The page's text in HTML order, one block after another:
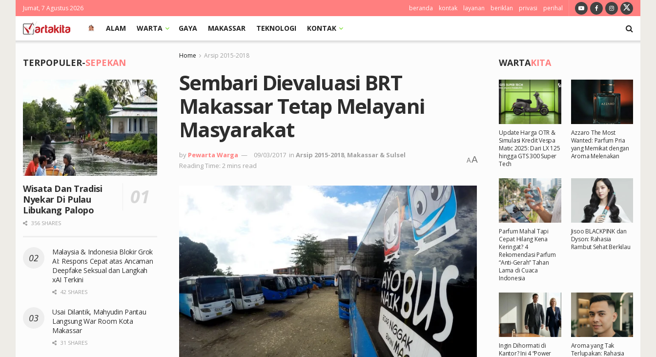
Jumat, 7 Agustus 2026 beranda kontak layanan beriklan privasi perihal
ALAM WARTA GAYA MAKASSAR TEKNOLOGI KONTAK
Home Arsip 2015-2018
Sembari Dievaluasi BRT
Makassar Tetap Melayani
Masyarakat
by Pewarta Warga 09/03/2017 in Arsip 2015-2018, Makassar & Sulsel
Reading Time: 2 mins read
AA
TERPOPULER-SEPEKAN
Wisata Dan Tradisi
Nyekar Di Pulau
Libukang Palopo
356 SHARES
Malaysia & Indonesia Blokir Grok
AI: Respons Cepat atas Ancaman
Deepfake Seksual dan Langkah
xAI Terkini
42 SHARES
Usai Dilantik, Mahyudin Pantau
Langsung War Room Kota
Makassar
31 SHARES
WARTAKITA
Update Harga OTR &
Simulasi Kredit Vespa
Matic 2025: Dari LX 125
hingga GTS 300 Super
Tech
Azzaro The Most
Wanted: Parfum Pria
yang Memikat dengan
Aroma Melenakan
Parfum Mahal Tapi
Cepat Hilang Kena
Keringat? 4
Rekomendasi Parfum
“Anti-Gerah” Tahan
Lama di Cuaca
Indonesia
Jisoo BLACKPINK dan
Dyson: Rahasia
Rambut Sehat Berkilau
Ingin Dihormati di
Kantor? Ini 4 “Power
Aroma yang Tak
Terlupakan: Rahasia